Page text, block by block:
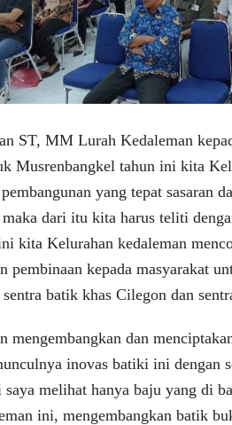
ST, MM Lurah Kedaleman
Musrenbangkel tahun ini kita
yang tepat sasaran
dari itu kita harus teliti
kita Kelurahan kedaleman
pembinaan kepada masyarakat
sentra batik khas Cilegon dan
mengembangkan dan
inovas batiki ini dengan
saya melihat hanya baju yang di
ini, mengembangkan batik